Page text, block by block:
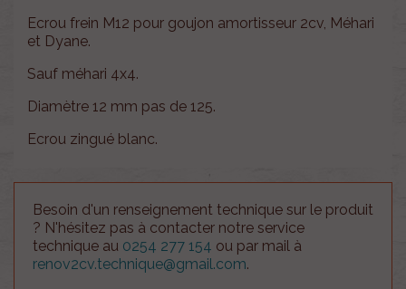
Ecrou frein M12 pour goujon amortisseur 2cv, Méhari
et Dyane.
Sauf méhari 4x4.
Diamètre 12 mm pas de 125.
Ecrou zingué blanc.
Besoin d'un renseignement technique sur le produit
? N'hésitez pas à contacter notre service
technique au 0254 277 154 ou par mail à
renov2cv.technique@gmail.com.